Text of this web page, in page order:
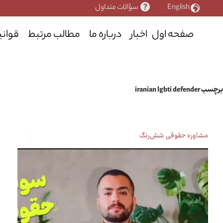
به
English سؤالات متداول
صفحه اول اخبار درباره ما مطالب مرتبط
برچسبiranian lgbti defender
مشاوره حقوقی شش‌رنگ